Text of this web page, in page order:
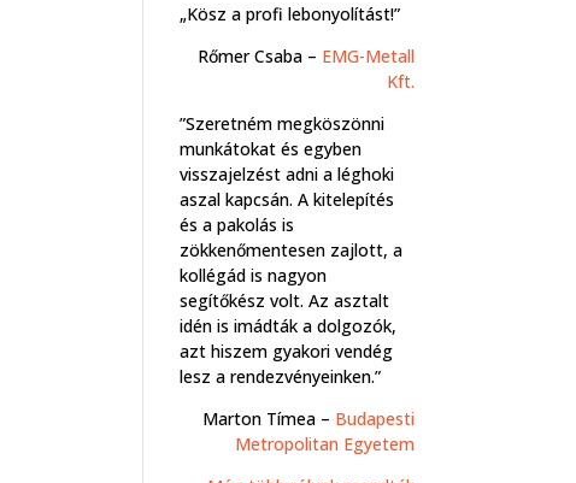
„Kösz a profi lebonyolítást!”
Rőmer Csaba – EMG-Metall
Kft.
”Szeretném megköszönni
munkátokat és egyben
visszajelzést adni a léghoki
aszal kapcsán. A kitelepítés
és a pakolás is
zökkenőmentesen zajlott, a
kollégád is nagyon
segítőkész volt. Az asztalt
idén is imádták a dolgozók,
azt hiszem gyakori vendég
lesz a rendezvényeinken.”
Marton Tímea – Budapesti
Metropolitan Egyetem